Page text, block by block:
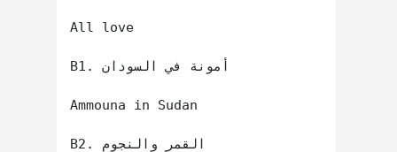
All love
B1. أمونة في السودان
Ammouna in Sudan
B2. القمر والنجوم